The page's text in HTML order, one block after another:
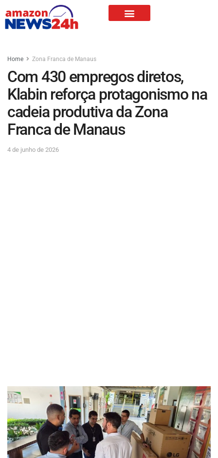
Home Zona Franca de Manaus
Com 430 empregos diretos,
Klabin reforça protagonismo na
cadeia produtiva da Zona
Franca de Manaus
4 de junho de 2026